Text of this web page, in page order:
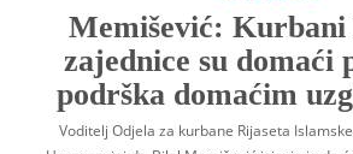
Memišević: Kurbani
zajednice su domaći
podrška domaćim
Voditelj Odjela za kurbane Rijaseta